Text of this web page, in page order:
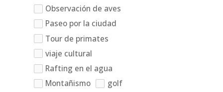
Observación de aves
Paseo por la ciudad
Tour de primates
viaje cultural
Rafting en el agua
Montañismo
golf